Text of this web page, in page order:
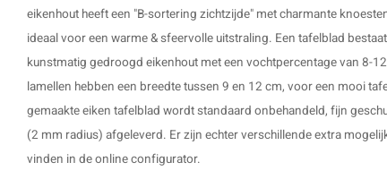
eikenhout heeft een "B-sortering zichtzijde" met charmante
ideaal voor een warme & sfeervolle uitstraling. Een tafelblad
kunstmatig gedroogd eikenhout met een vochtpercentage van 8-
lamellen hebben een breedte tussen 9 en 12 cm, voor een mooi
gemaakte eiken tafelblad wordt standaard onbehandeld, fijn
(2 mm radius) afgeleverd. Er zijn echter verschillende extra
vinden in de online configurator.